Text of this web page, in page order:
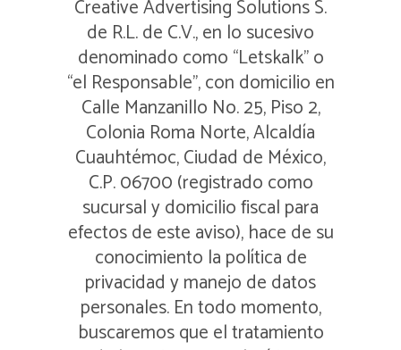
Creative Advertising Solutions S.
de R.L. de C.V., en lo sucesivo
denominado como “Letskalk” o
“el Responsable”, con domicilio en
Calle Manzanillo No. 25, Piso 2,
Colonia Roma Norte, Alcaldía
Cuauhtémoc, Ciudad de México,
C.P. 06700 (registrado como
sucursal y domicilio fiscal para
efectos de este aviso), hace de su
conocimiento la política de
privacidad y manejo de datos
personales. En todo momento,
buscaremos que el tratamiento